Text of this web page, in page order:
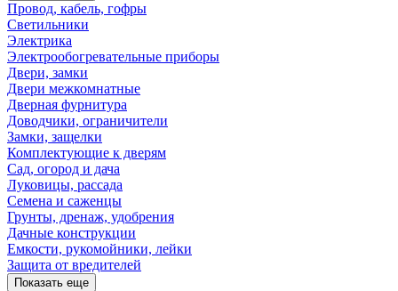
Провод, кабель, гофры
Светильники
Электрика
Электрообогревательные приборы
Двери, замки
Двери межкомнатные
Дверная фурнитура
Доводчики, ограничители
Замки, защелки
Комплектующие к дверям
Сад, огород и дача
Луковицы, рассада
Семена и саженцы
Грунты, дренаж, удобрения
Дачные конструкции
Емкости, рукомойники, лейки
Защита от вредителей
Показать еще